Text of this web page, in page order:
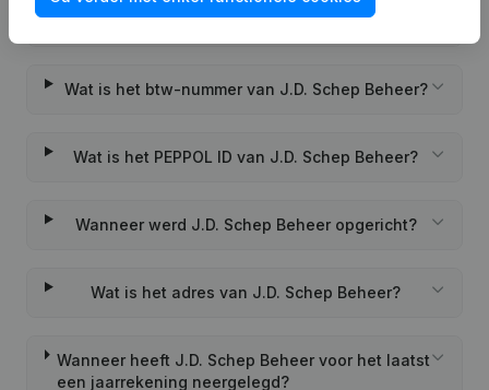
Wat is het KVK-nummer van J.D. Schep Beheer?
Wat is het btw-nummer van J.D. Schep Beheer?
Wat is het PEPPOL ID van J.D. Schep Beheer?
Wanneer werd J.D. Schep Beheer opgericht?
Wat is het adres van J.D. Schep Beheer?
Wanneer heeft J.D. Schep Beheer voor het laatst
een jaarrekening neergelegd?